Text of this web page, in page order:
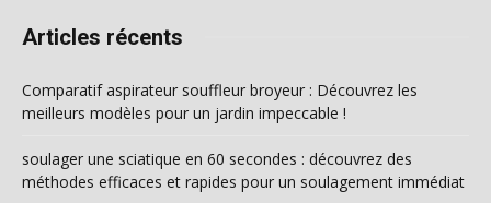
Articles récents
Comparatif aspirateur souffleur broyeur : Découvrez les
meilleurs modèles pour un jardin impeccable !
soulager une sciatique en 60 secondes : découvrez des
méthodes efficaces et rapides pour un soulagement immédiat